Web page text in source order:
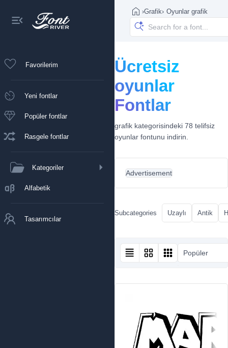
Favorilerim
Yeni fontlar
Popüler fontlar
Rasgele fontlar
Kategoriler
Alfabetik
Tasarımcılar
›Grafik› Oyunlar grafik
Ücretsiz
oyunlar
Fontlar
grafik kategorisindeki 78 telifsiz
oyunlar fontunu indirin.
Advertisement
Subcategories Uzaylı Antik
Popüler